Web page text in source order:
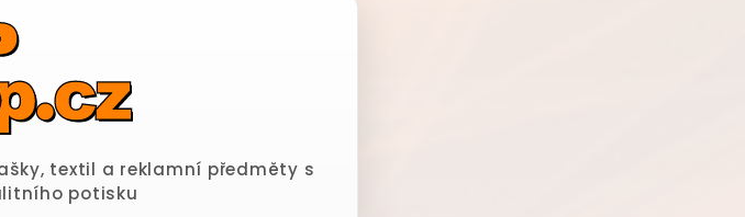
textil a reklamní předměty s
potisku